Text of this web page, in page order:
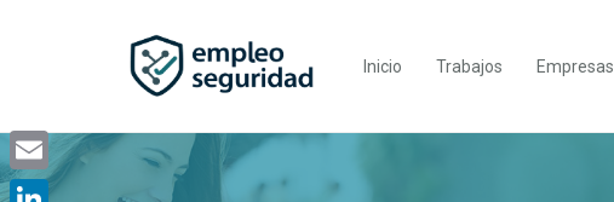
Inicio Trabajos Empresas
Email